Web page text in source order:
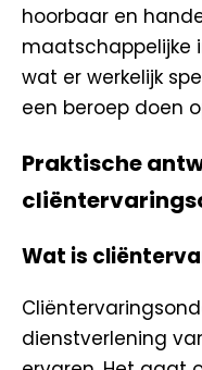
hoorbaar en
maatschappelijke
wat er werkelijk
een beroep doen
Praktische
Wat is
dienstverlening